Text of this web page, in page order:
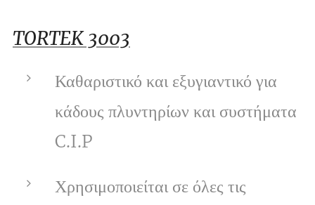
TORTEK 3003
Καθαριστικό και εξυγιαντικό για
κάδους πλυντηρίων και συστήματα
C.I.P
Χρησιμοποιείται σε όλες τις